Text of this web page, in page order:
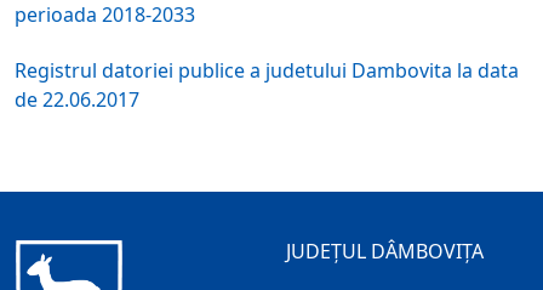
perioada 2018-2033
Registrul datoriei publice a judetului Dambovita la data
de 22.06.2017
JUDEȚUL DÂMBOVIȚA